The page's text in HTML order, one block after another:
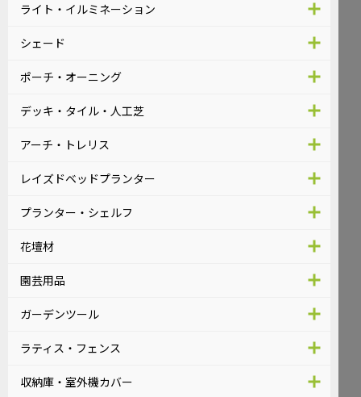
ライト・イルミネーション
シェード
ポーチ・オーニング
デッキ・タイル・人工芝
アーチ・トレリス
レイズドベッドプランター
プランター・シェルフ
花壇材
園芸用品
ガーデンツール
ラティス・フェンス
収納庫・室外機カバー